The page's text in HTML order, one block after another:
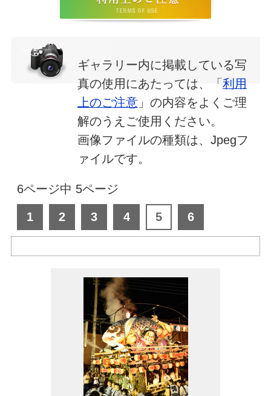
ギャラリー内に掲載している写
真の使用にあたっては、「 利用
上のご注意」の内容をよくご理
解のうえご使用ください。
画像ファイルの種類は、Jpegフ
ァイルです。
6ページ中 5ページ
1 2 3 4 5 6